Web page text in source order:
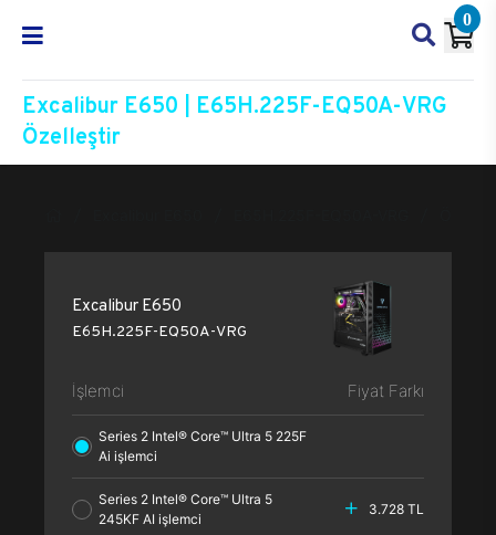
0
Excalibur E650 | E65H.225F-EQ50A-VRG
Özelleştir
Excalibur E650
E65H.225F-EQ50A-VRG
İşlemci Fiyat Farkı
Series 2 Intel® Core™ Ultra 5 225F
Ai işlemci
Series 2 Intel® Core™ Ultra 5
245KF AI işlemci
3.728 TL